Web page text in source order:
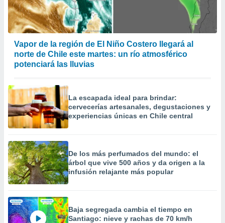
Vapor de la región de El Niño Costero llegará al
norte de Chile este martes: un río atmosférico
potenciará las lluvias
La escapada ideal para brindar:
cervecerías artesanales, degustaciones y
experiencias únicas en Chile central
De los más perfumados del mundo: el
árbol que vive 500 años y da origen a la
infusión relajante más popular
Baja segregada cambia el tiempo en
Santiago: nieve y rachas de 70 km/h